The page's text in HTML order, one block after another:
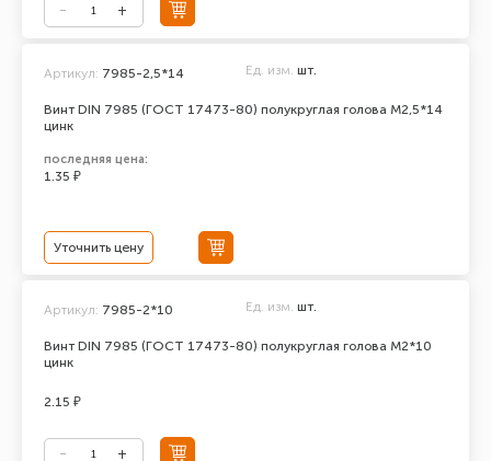
Винт DIN 7985 (ГОСТ 17473-80) полукруглая голова М2,5*14
цинк
Артикул: 7985-2,5*14 Ед. изм. шт.
последняя цена:
1.35 ₽
Уточнить цену
Винт DIN 7985 (ГОСТ 17473-80) полукруглая голова М2*10
цинк
Артикул: 7985-2*10 Ед. изм. шт.
2.15 ₽